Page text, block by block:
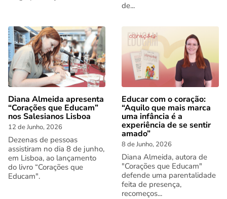
de...
Diana Almeida apresenta
“Corações que Educam”
nos Salesianos Lisboa
12 de Junho, 2026
Dezenas de pessoas
assistiram no dia 8 de junho,
em Lisboa, ao lançamento
do livro “Corações que
Educam".
Educar com o coração:
“Aquilo que mais marca
uma infância é a
experiência de se sentir
amado”
8 de Junho, 2026
Diana Almeida, autora de
"Corações que Educam"
defende uma parentalidade
feita de presença,
recomeços...